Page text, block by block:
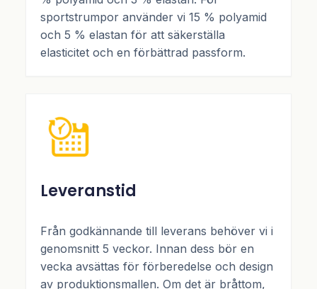
sportstrumpor använder vi 15 % polyamid
och 5 % elastan för att säkerställa
elasticitet och en förbättrad passform.
Leveranstid
Från godkännande till leverans behöver vi i
genomsnitt 5 veckor. Innan dess bör en
vecka avsättas för förberedelse och design
av produktionsmallen. Om det är bråttom,